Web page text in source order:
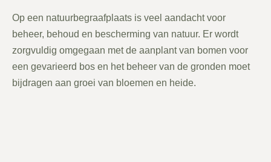
Op een natuurbegraafplaats is veel aandacht voor
beheer, behoud en bescherming van natuur. Er wordt
zorgvuldig omgegaan met de aanplant van bomen voor
een gevarieerd bos en het beheer van de gronden moet
bijdragen aan groei van bloemen en heide.